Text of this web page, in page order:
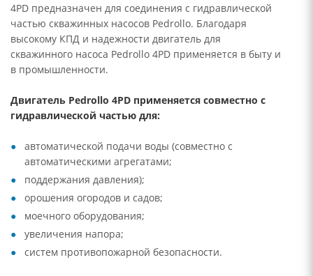
4PD предназначен для соединения с гидравлической
частью скважинных насосов Pedrollo. Благодаря
высокому КПД и надежности двигатель для
скважинного насоса Pedrollo 4PD применяется в быту и
в промышленности.
Двигатель Pedrollo 4PD применяется совместно с
гидравлической частью для:
автоматической подачи воды (совместно с
автоматическими агрегатами;
поддержания давления);
орошения огородов и садов;
моечного оборудования;
увеличения напора;
систем противопожарной безопасности.